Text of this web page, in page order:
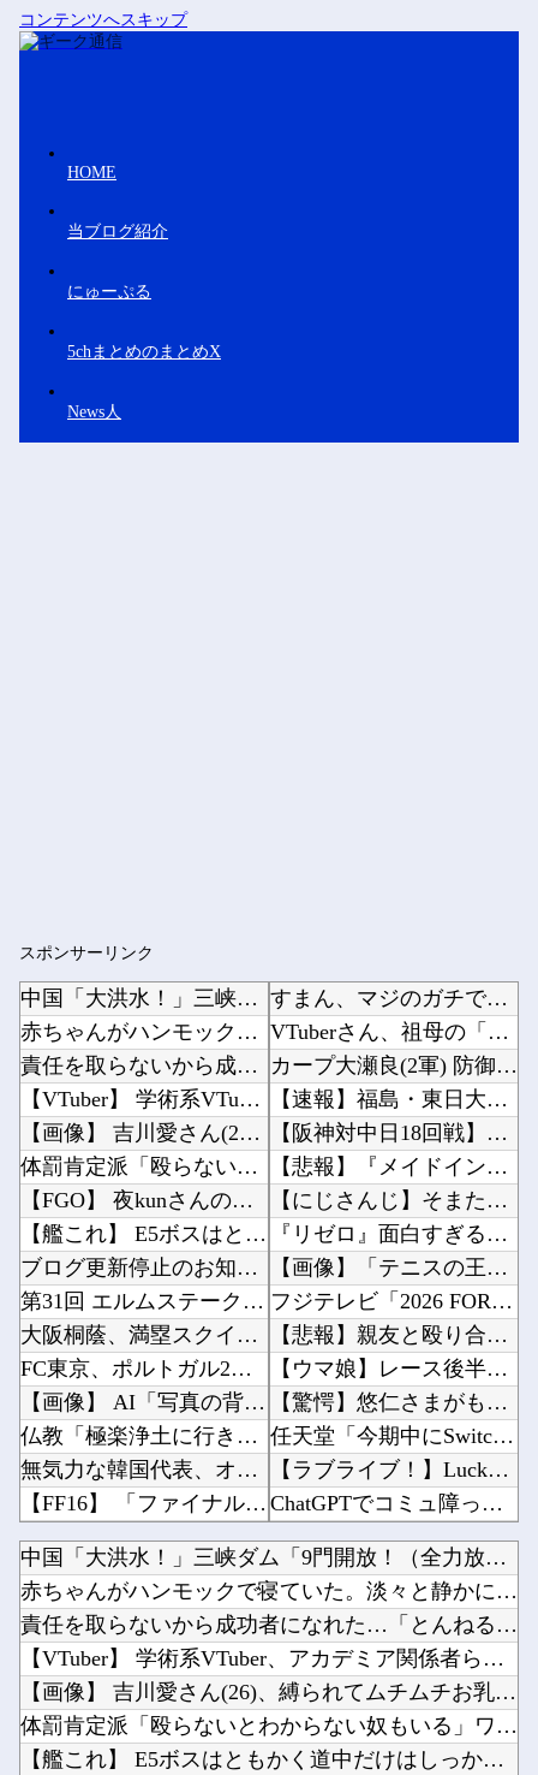
コンテンツへスキップ
HOME
当ブログ紹介
にゅーぷる
5chまとめのまとめX
News人
スポンサーリンク
中国「大洪水！」三峡ダム「9門開放！（全力放流」中国都市「三峡沿線の道路水没」中国政府「高...
赤ちゃんがハンモックで寝ていた。淡々と静かに作業中 → 無心な労働者の顔はこちらです…
責任を取らないから成功者になれた…「とんねるず」「おニャン子」「AKB」とヒットを出し続け...
【VTuber】 学術系VTuber、アカデミア関係者らに「V名義の活動を本人の業績として...
【画像】 吉川愛さん(26)、縛られてムチムチお乳が強調されてしまう
体罰肯定派「殴らないとわからない奴もいる」ワイ「いや司法や警察に突き出せばいいよね」
【FGO】 夜kunさんのモルガンイラスト！！ 蝶の羽好きです！
【艦これ】 E5ボスはともかく道中だけはしっかりラスダンしてるじゃねーか
ブログ更新停止のお知らせ
第31回 エルムステークス(GⅢ)
大阪桐蔭、満塁スクイズが反則打球に…センバツ王者が4回戦敗退
FC東京、ポルトガル2部ペナフィエルに期限付き移籍していたMF安斎颯馬の復帰を発表 「自分...
【画像】 AI「写真の背景削除？ガンプラの箱追加しといてあげよ????」
仏教「極楽浄土に行きたい？なら金払えや！」キリスト教「お金はいりません皆天国に行かせましょ...
無気力な韓国代表、オーストリアにも0-1で敗北…3月のAマッチは2敗で終＝韓国の反応
【FF16】 「ファイナルファンタジー16」発売日が6/22に決定＆最新PV公開！思ったよ...
【朗報】 フロム新作Duskbloods、ネットワークテストキタ━━━━(゜∀゜)━━━━...
電気代1時間16円で全身冷却!? 全身を冷やす“人間用冷蔵庫”『ど冷えもんBOX』→工事現...
【画像】 「ビールと水を交互に飲まないと倒れるグラス」発売
Powered by livedoor 相互RSS
すまん、マジのガチでウーバーが無理なんやが他
VTuberさん、祖母の「家族だけの一日葬」をした結果ｗｗｗｗｗｗｗ他
カープ大瀬良(2軍) 防御率4.31 WHIP1.39 QS率40%他
【速報】福島・東日大昌平、ビデオ判定活かして甲子園初勝利→いわき勢55年ぶりの快挙に高校野...
【阪神対中日18回戦】8（遊） 熊谷 敬宥 8（捕） 加藤 匠馬他
【悲報】『メイドインアビス』劇場版の主題歌にVTuberが起用されてまたまたまた炎上、もう...
【にじさんじ】そまたますずの爆弾解除！そまたま大げんかで草他
『リゼロ』面白すぎるんだが異端か？他
【画像】「テニスの王子様」の手塚国光の零式サーブ、ガチで強すぎるｗｗｗｗ他
フジテレビ「2026 FORMULA1 サマーブレイクSP」を明日（8月9日）から12日間...
【悲報】親友と殴り合いの結果絶縁濃厚→…どっちが悪いんだ？他
【ウマ娘】レース後半のこの動き、スティルの挙動がやばすぎる。他
【驚愕】悠仁さまがもう19歳という事実…初の「おことば」にネット民驚嘆他
任天堂「今期中にSwitch2ソフトを6000万本売る（現在946万本達成）」他
【ラブライブ！】LuckyFes'26は無料で配信見れるのか助かるな（8/9）他
ChatGPTでコミュ障って治せる？？？他
韓国人「現在、日本でとんでもない進化を遂げている韓国料理がこちら…」→「これは旨いのでは…...
お前らがメイドイン韓国で認めてるもの 「キムチ」あと3つは？他
【朗報】原作者・尾田栄一郎「ワンピヒロインズ娘に見せたら反応良っ！！女心掴みまくってありが...
【エヴァンゲリオン】ロボ道「エヴァンゲリオン弐号機（TVシリーズVer.）」アクションフィ...
【PC電源】いったい誰に見せるためにそんな所にLCD付けるのかな他
ライチュウ「ピチューとピカチュウより圧倒的に強いですｗｗｗｗ」←こいつが不人気な理由他
【悲報】近所のコンビニの出禁が1年以上経ってもまだ解除されないんやが…他
中国「大洪水！」三峡ダム「9門開放！（全力放流」中国都市「三...
赤ちゃんがハンモックで寝ていた。淡々と静かに作業中 → 無心...
責任を取らないから成功者になれた…「とんねるず」「おニャン子...
【VTuber】 学術系VTuber、アカデミア関係者らに「...
【画像】 吉川愛さん(26)、縛られてムチムチお乳が強調され...
体罰肯定派「殴らないとわからない奴もいる」ワイ「いや司法や警...
【艦これ】 E5ボスはともかく道中だけはしっかりラスダンして...